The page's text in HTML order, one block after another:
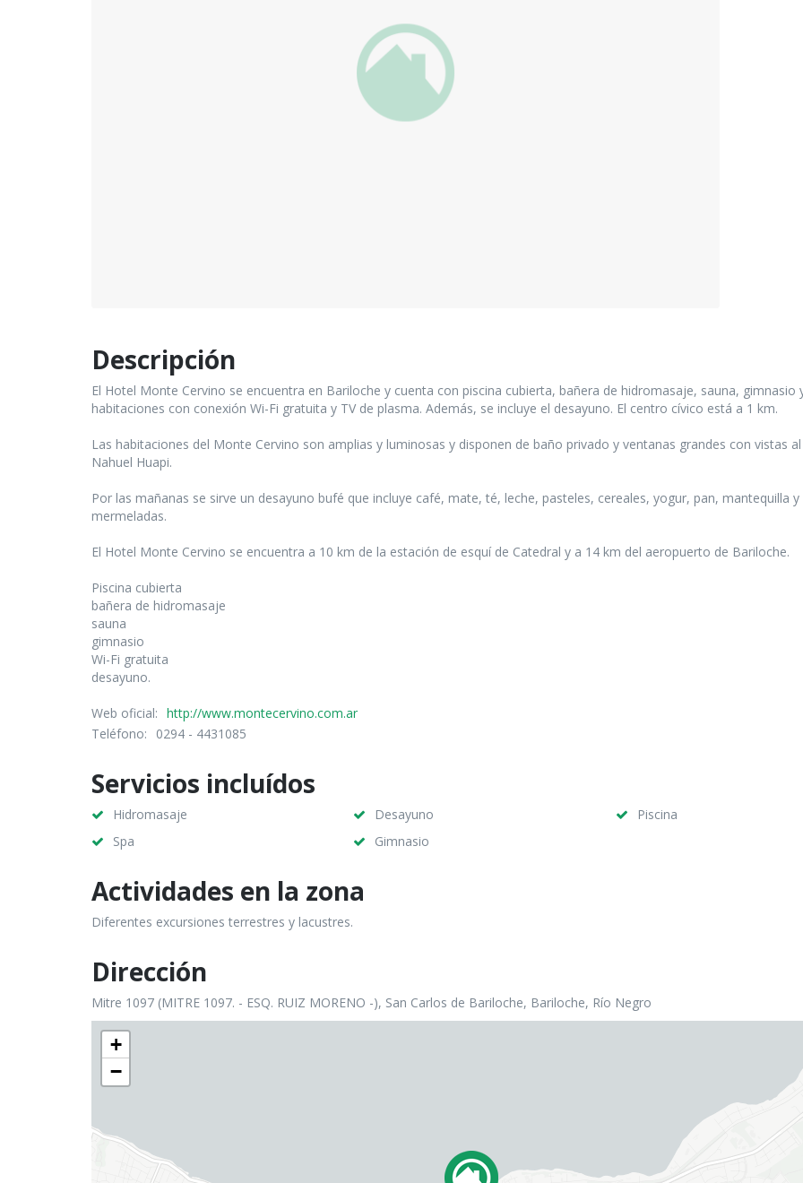
Descripción
El Hotel Monte Cervino se encuentra en Bariloche y cuenta con piscina cubierta, bañera de hidromasaje, sauna, gimnasio
habitaciones con conexión Wi-Fi gratuita y TV de plasma. Además, se incluye el desayuno. El centro cívico está a 1 km.
Las habitaciones del Monte Cervino son amplias y luminosas y disponen de baño privado y ventanas grandes con vistas
Nahuel Huapi.
Por las mañanas se sirve un desayuno bufé que incluye café, mate, té, leche, pasteles, cereales, yogur, pan, mantequilla y
mermeladas.
El Hotel Monte Cervino se encuentra a 10 km de la estación de esquí de Catedral y a 14 km del aeropuerto de Bariloche.
Piscina cubierta
bañera de hidromasaje
sauna
gimnasio
Wi-Fi gratuita
desayuno.
Web oficial: http://www.montecervino.com.ar
Teléfono:
0294 - 4431085
Servicios incluídos
Hidromasaje Desayuno
Piscina
Spa
Gimnasio
Actividades en la zona
Diferentes excursiones terrestres y lacustres.
Dirección
Mitre 1097 (MITRE 1097. - ESQ. RUIZ MORENO -), San Carlos de Bariloche, Bariloche, Río Negro
+
−